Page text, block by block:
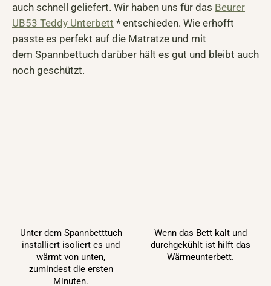
auch schnell geliefert. Wir haben uns für das Beurer
UB53 Teddy Unterbett * entschieden. Wie erhofft
passte es perfekt auf die Matratze und mit
dem Spannbettuch darüber hält es gut und bleibt auch
noch geschützt.
Unter dem Spannbetttuch
installiert isoliert es und
wärmt von unten,
zumindest die ersten
Minuten.
Wenn das Bett kalt und
durchgekühlt ist hilft das
Wärmeunterbett.